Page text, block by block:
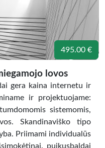
495.00 €
lovos
gera kaina internetu ir
ir projektuojame:
sistemomis,
Skandinaviško tipo
Priimami individualūs
puikusbaldai